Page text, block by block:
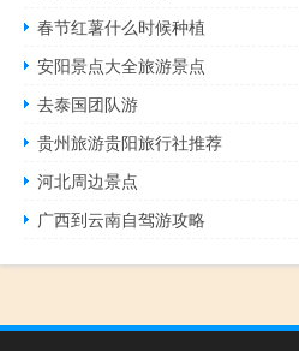
春节红薯什么时候种植
安阳景点大全旅游景点
去泰国团队游
贵州旅游贵阳旅行社推荐
河北周边景点
广西到云南自驾游攻略